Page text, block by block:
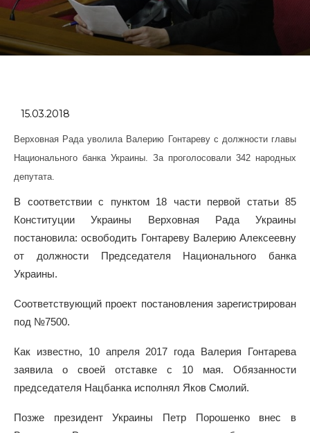
15.03.2018
Верховная Рада уволила Валерию Гонтареву с должности главы
Национального банка Украины. За проголосовали 342 народных
депутата.
В соответствии с пунктом 18 части первой статьи 85
Конституции Украины Верховная Рада Украины
постановила: освободить Гонтареву Валерию Алексеевну
от должности Председателя Национального банка
Украины.
Соответствующий проект постановления зарегистрирован
под №7500.
Как известно, 10 апреля 2017 года Валерия Гонтарева
заявила о своей отставке с 10 мая. Обязанности
председателя Нацбанка исполнял Яков Смолий.
Позже президент Украины Петр Порошенко внес в